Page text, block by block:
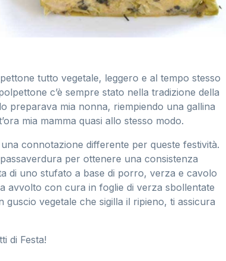
tutto vegetale, leggero e al tempo stesso
c’è sempre stato nella tradizione della
preparava mia nonna, riempiendo una gallina
mia mamma quasi allo stesso modo.
connotazione differente per queste festività.
per ottenere una consistenza
di uno stufato a base di porro, verza e cavolo
avvolto con cura in foglie di verza sbollentate
vegetale che sigilla il ripieno, ti assicura
di Festa!